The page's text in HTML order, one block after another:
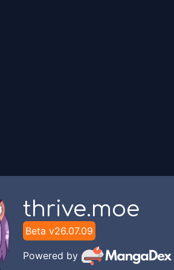
thrive.moe
Beta v26.07.09
Powered by